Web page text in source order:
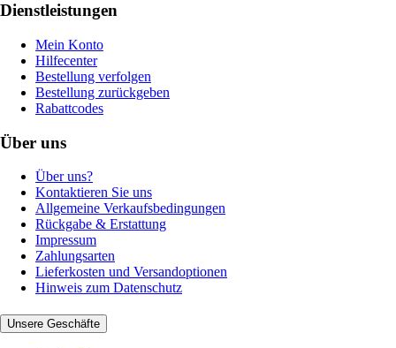
Dienstleistungen
Mein Konto
Hilfecenter
Bestellung verfolgen
Bestellung zurückgeben
Rabattcodes
Über uns
Über uns?
Kontaktieren Sie uns
Allgemeine Verkaufsbedingungen
Rückgabe & Erstattung
Impressum
Zahlungsarten
Lieferkosten und Versandoptionen
Hinweis zum Datenschutz
Unsere Geschäfte